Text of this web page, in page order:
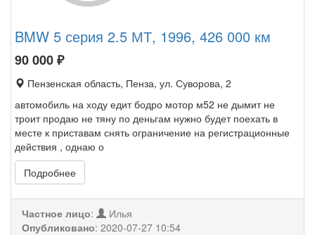
BMW 5 серия 2.5 МТ, 1996, 426 000 км
90 000₽
Пензенская область, Пенза, ул. Суворова, 2
автомобиль на ходу едит бодро мотор м52 не дымит не
троит продаю не тяну по деньгам нужно будет поехать в
месте к приставам снять ограничение на регистрационные
действия , однаю о
Подробнее
Частное лицо:
Илья
Опубликовано: 2020-07-27 10:54